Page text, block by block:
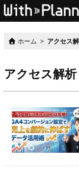
ホーム > アクセス
アクセス解